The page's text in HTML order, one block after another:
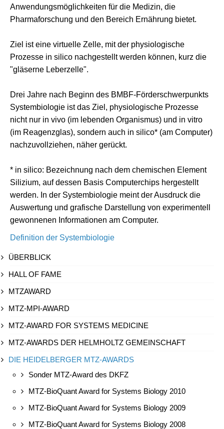
Anwendungsmöglichkeiten für die Medizin, die
Pharmaforschung und den Bereich Ernährung bietet.
Ziel ist eine virtuelle Zelle, mit der physiologische
Prozesse in silico nachgestellt werden können, kurz die
"gläserne Leberzelle".
Drei Jahre nach Beginn des BMBF-Förderschwerpunkts
Systembiologie ist das Ziel, physiologische Prozesse
nicht nur in vivo (im lebenden Organismus) und in vitro
(im Reagenzglas), sondern auch in silico* (am Computer)
nachzuvollziehen, näher gerückt.
* in silico: Bezeichnung nach dem chemischen Element
Silizium, auf dessen Basis Computerchips hergestellt
werden. In der Systembiologie meint der Ausdruck die
Auswertung und grafische Darstellung von experimentell
gewonnenen Informationen am Computer.
Definition der Systembiologie
ÜBERBLICK
HALL OF FAME
MTZAWARD
MTZ-MPI-AWARD
MTZ-AWARD FOR SYSTEMS MEDICINE
MTZ-AWARDS DER HELMHOLTZ GEMEINSCHAFT
DIE HEIDELBERGER MTZ-AWARDS
Sonder MTZ-Award des DKFZ
MTZ-BioQuant Award for Systems Biology 2010
MTZ-BioQuant Award for Systems Biology 2009
MTZ-BioQuant Award for Systems Biology 2008